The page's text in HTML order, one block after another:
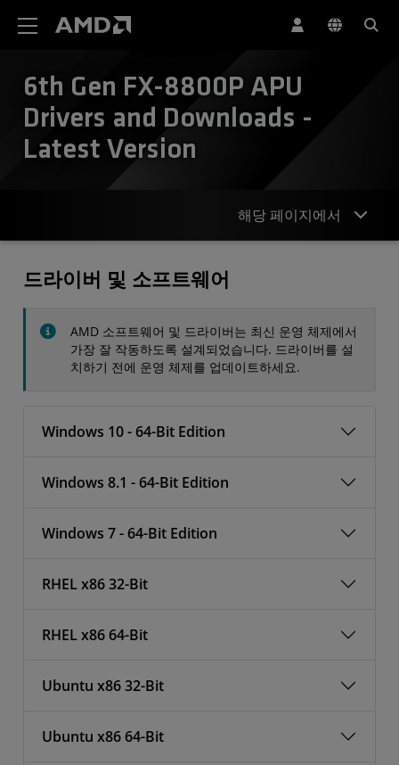
6th Gen FX-8800P APU
Drivers and Downloads -
Latest Version
해당 페이지에서
연락처
드라이버 및 소프트웨어
AMD 소프트웨어 및 드라이버는 최신 운영 체제에서
가장 잘 작동하도록 설계되었습니다. 드라이버를 설
치하기 전에 운영 체제를 업데이트하세요.
Windows 10 - 64-Bit Edition
Windows 8.1 - 64-Bit Edition
Windows 7 - 64-Bit Edition
RHEL x86 32-Bit
RHEL x86 64-Bit
Ubuntu x86 32-Bit
Ubuntu x86 64-Bit